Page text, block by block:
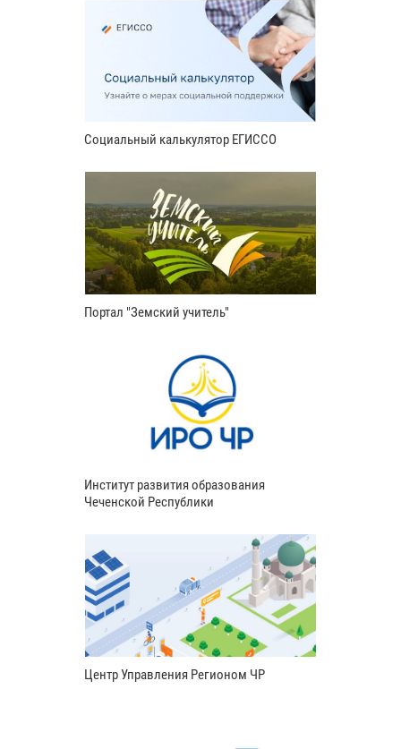
Социальный калькулятор ЕГИССО
Портал "Земский учитель"
Институт развития образования
Чеченской Республики
Центр Управления Регионом ЧР